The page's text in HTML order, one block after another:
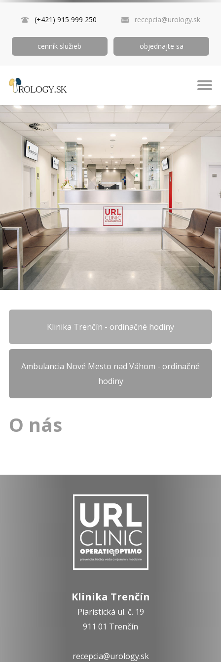
(+421) 915 999 250 recepcia@urology.sk
cenník služieb objednajte sa
Klinika Trenčín - ordinačné hodiny
Ambulancia Nové Mesto nad Váhom - ordinačné
hodiny
O nás
Klinika Trenčín
Piaristická ul. č. 19
911 01 Trenčín
recepcia@urology.sk